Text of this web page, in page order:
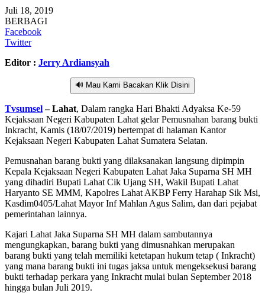
Juli 18, 2019
BERBAGI
Facebook
Twitter
Editor : Jerry Ardiansyah
🔊 Mau Kami Bacakan Klik Disini
Tvsumsel– Lahat, Dalam rangka Hari Bhakti Adyaksa Ke-59
Kejaksaan Negeri Kabupaten Lahat gelar Pemusnahan barang bukti
Inkracht, Kamis (18/07/2019) bertempat di halaman Kantor
Kejaksaan Negeri Kabupaten Lahat Sumatera Selatan.
Pemusnahan barang bukti yang dilaksanakan langsung dipimpin
Kepala Kejaksaan Negeri Kabupaten Lahat Jaka Suparna SH MH
yang dihadiri Bupati Lahat Cik Ujang SH, Wakil Bupati Lahat
Haryanto SE MMM, Kapolres Lahat AKBP Ferry Harahap Sik Msi,
Kasdim0405/Lahat Mayor Inf Mahlan Agus Salim, dan dari pejabat
pemerintahan lainnya.
Kajari Lahat Jaka Suparna SH MH dalam sambutannya
mengungkapkan, barang bukti yang dimusnahkan merupakan
barang bukti yang telah memiliki ketetapan hukum tetap ( Inkracht)
yang mana barang bukti ini tugas jaksa untuk mengeksekusi barang
bukti terhadap perkara yang Inkracht mulai bulan September 2018
hingga bulan Juli 2019.